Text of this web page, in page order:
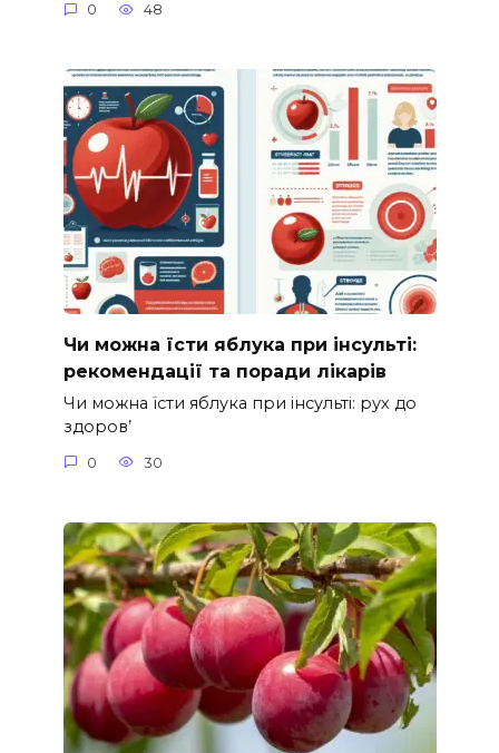
0 48
Чи можна їсти яблука при інсульті:
рекомендації та поради лікарів
Чи можна їсти яблука при інсульті: рух до
здоров’
0 30